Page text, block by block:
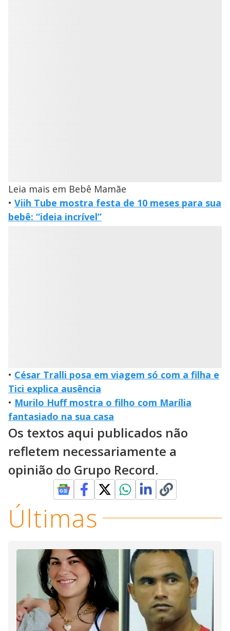
Leia mais em Bebê Mamãe
• Viih Tube mostra festa de 10 meses para sua
bebê: “ideia incrível”
• César Tralli posa em viagem só com a filha e
Tici explica ausência
• Murilo Huff mostra o filho com Marília
fantasiado na sua casa
Os textos aqui publicados não
refletem necessariamente a
opinião do Grupo Record.
Últimas